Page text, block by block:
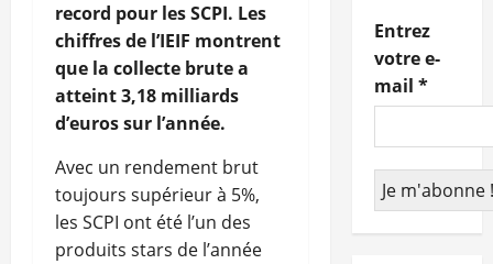
record pour les SCPI. Les
chiffres de l’IEIF montrent
que la collecte brute a
atteint 3,18 milliards
d’euros sur l’année.
Avec un rendement brut
toujours supérieur à 5%,
les SCPI ont été l’un des
produits stars de l’année
Entrez
votre e-
mail *